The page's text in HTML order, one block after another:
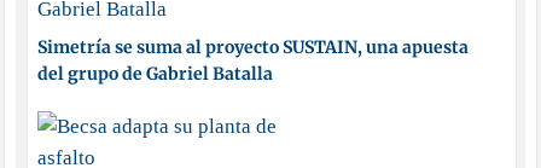
Simetría se suma al proyecto SUSTAIN, una apuesta
del grupo de Gabriel Batalla